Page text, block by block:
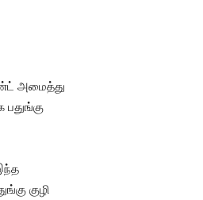
அமைத்து
குழி